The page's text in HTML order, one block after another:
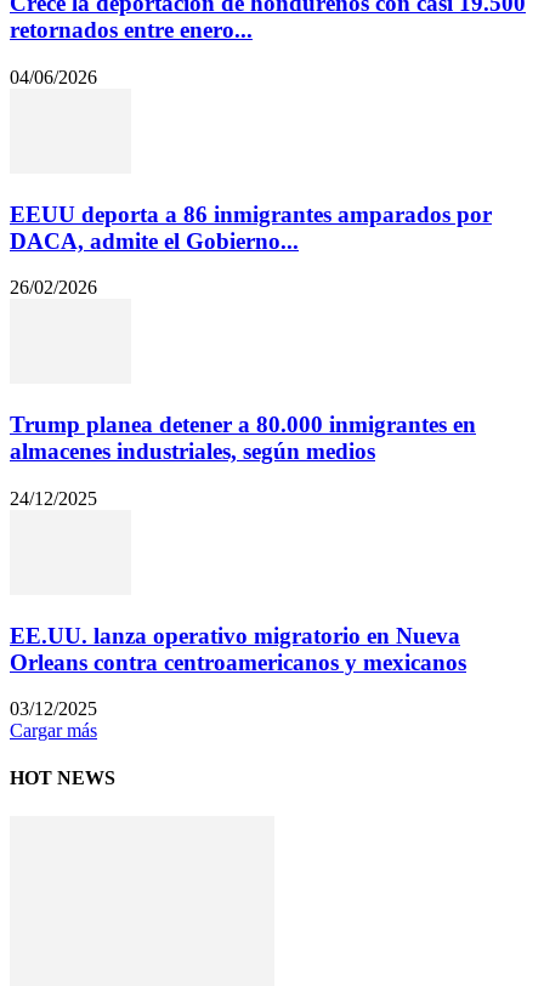
retornados entre enero...
04/06/2026
EEUU deporta a 86 inmigrantes amparados por
DACA, admite el Gobierno...
26/02/2026
Trump planea detener a 80.000 inmigrantes en
almacenes industriales, según medios
24/12/2025
EE.UU. lanza operativo migratorio en Nueva
Orleans contra centroamericanos y mexicanos
03/12/2025
Cargar más
HOT NEWS